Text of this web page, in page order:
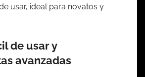
usar, ideal para novatos y
de usar y
avanzadas